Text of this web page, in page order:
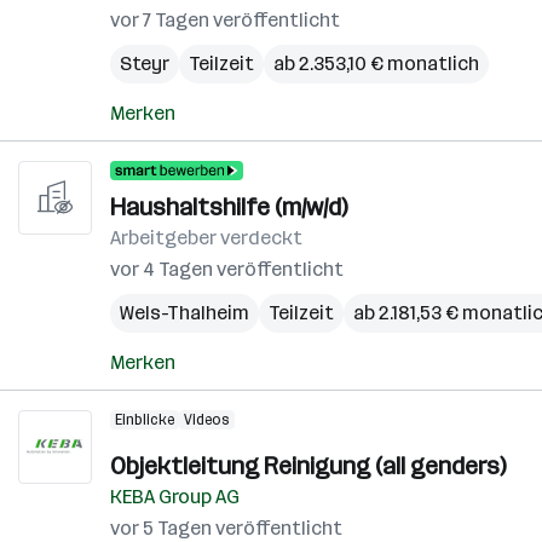
vor 7 Tagen veröffentlicht
Steyr
Teilzeit ab 2.353,10 € monatlich
Merken
Haushaltshilfe (m/w/d)
Arbeitgeber verdeckt
vor 4 Tagen veröffentlicht
Wels-Thalheim
Teilzeit ab 2.181,53 €
Merken
Einblicke Videos
Objektleitung Reinigung (all genders)
KEBA Group AG
vor 5 Tagen veröffentlicht